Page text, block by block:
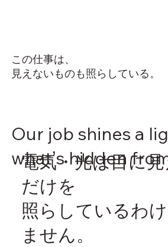
この仕事は、
⾒えないものも照らしている。
Our job shines a
whatʼs hidden
電気・光は⽬に
だけを
照らしているわ
ません。